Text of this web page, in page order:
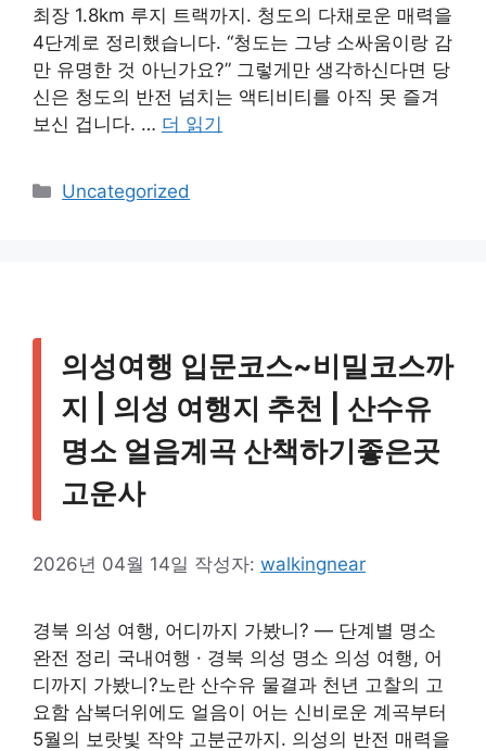
최장 1.8km 루지 트랙까지. 청도의 다채로운 매력을
4단계로 정리했습니다. “청도는 그냥 소싸움이랑 감
만 유명한 것 아닌가요?” 그렇게만 생각하신다면 당
신은 청도의 반전 넘치는 액티비티를 아직 못 즐겨
보신 겁니다. … 더 읽기
카
Uncategorized
의성여행 입문코스~비밀코스까
지 | 의성 여행지 추천 | 산수유
명소 얼음계곡 산책하기좋은곳
고운사
2026년 04월 14일 작성자: walkingnear
경북 의성 여행, 어디까지 가봤니? — 단계별 명소
완전 정리 국내여행 · 경북 의성 명소 의성 여행, 어
디까지 가봤니?노란 산수유 물결과 천년 고찰의 고
요함 삼복더위에도 얼음이 어는 신비로운 계곡부터
5월의 보랏빛 작약 고분군까지. 의성의 반전 매력을